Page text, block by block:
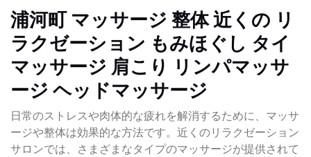
浦河町 マッサージ 整体 近くの リ
ラクゼーション もみほぐし タイ
マッサージ 肩こり リンパマッサ
ージ ヘッドマッサージ
日常のストレスや肉体的な疲れを解消するために、マッサ
ージや整体は効果的な方法です。近くのリラクゼーション
サロンでは、さまざまなタイプのマッサージが提供されて